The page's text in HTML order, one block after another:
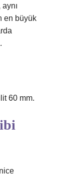
en büyük
60 mm.